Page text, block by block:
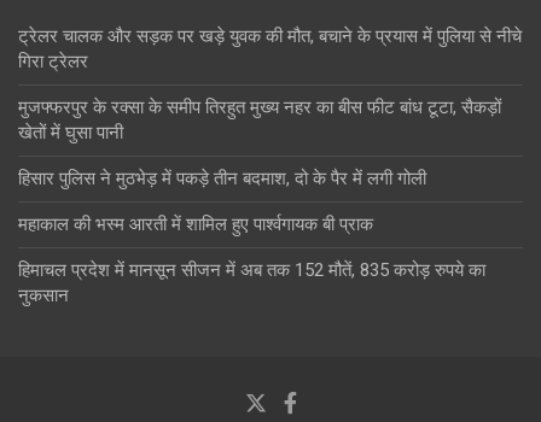
ट्रेलर चालक और सड़क पर खड़े युवक की मौत, बचाने के प्रयास में पुलिया से नीचे
गिरा ट्रेलर
मुजफ्फरपुर के रक्सा के समीप तिरहुत मुख्य नहर का बीस फीट बांध टूटा, सैकड़ों
खेतों में घुसा पानी
हिसार पुलिस ने मुठभेड़ में पकड़े तीन बदमाश, दो के पैर में लगी गोली
महाकाल की भस्म आरती में शामिल हुए पार्श्वगायक बी प्राक
हिमाचल प्रदेश में मानसून सीजन में अब तक 152 मौतें, 835 करोड़ रुपये का
नुकसान